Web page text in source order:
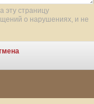
эту страницу
о нарушениях, и не